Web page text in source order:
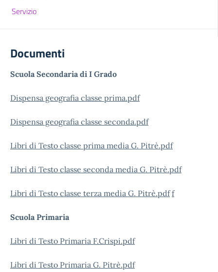
Servizio
Documenti
Scuola Secondaria di I Grado
Dispensa geografia classe prima.pdf
Dispensa geografia classe seconda.pdf
Libri di Testo classe prima media G. Pitrè.pdf
Libri di Testo classe seconda media G. Pitrè.pdf
Libri di Testo classe terza media G. Pitrè.pdf f
Scuola Primaria
Libri di Testo Primaria F.Crispi.pdf
Libri di Testo Primaria G. Pitrè.pdf